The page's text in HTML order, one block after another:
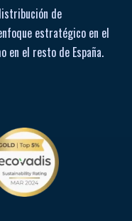
de
estratégico en el
el resto de España.